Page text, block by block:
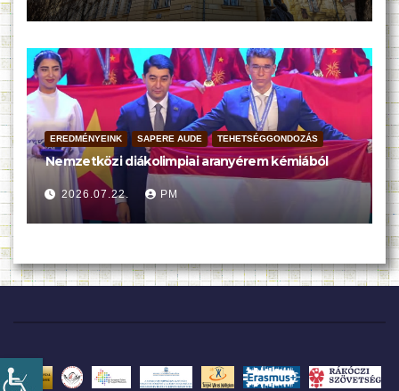
EREDMÉNYEINK SAPERE AUDE TEHETSÉGGONDOZÁS
Nemzetközi diákolimpiai aranyérem kémiából
2026.07.22. PM